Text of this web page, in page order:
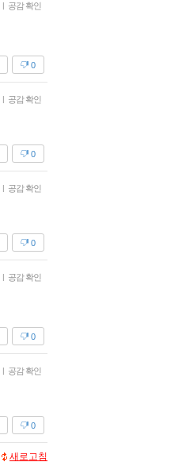
| 공감 확인
0
| 공감 확인
0
| 공감 확인
0
| 공감 확인
0
| 공감 확인
0
새로고침